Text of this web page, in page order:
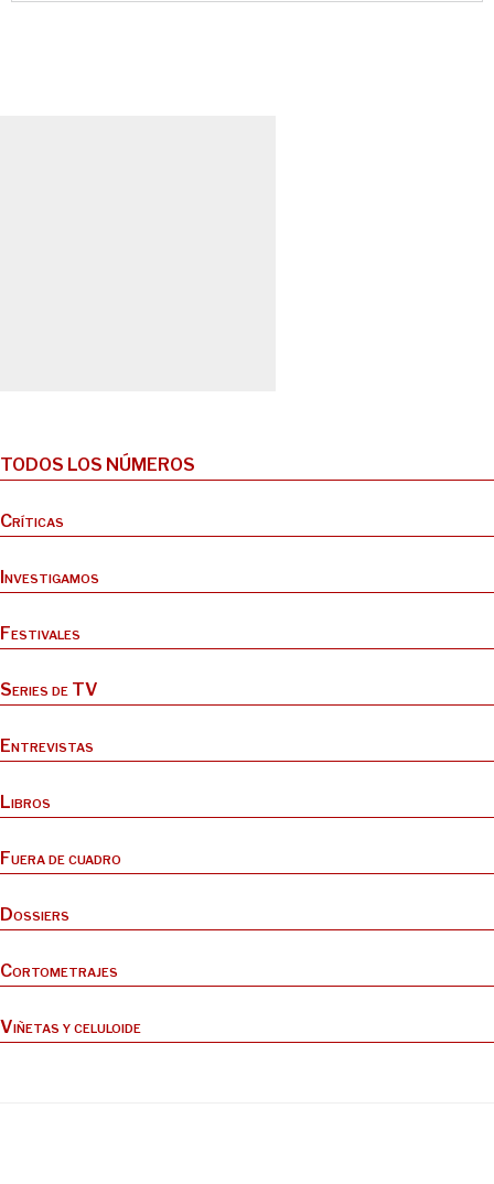
TODOS LOS NÚMEROS
Críticas
Investigamos
Festivales
Series de TV
Entrevistas
Libros
Fuera de cuadro
Dossiers
Cortometrajes
Viñetas y celuloide